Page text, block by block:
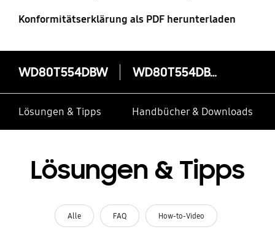
Konformitätserklärung als PDF herunterladen
WD80T554DBW WD80T554DBW
Lösungen & Tipps Handbücher & Downloads
Lösungen & Tipps
Alle FAQ How-to-Video